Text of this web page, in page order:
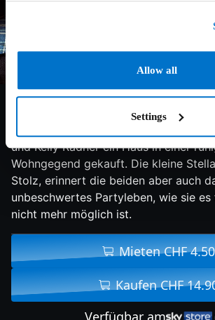
Allow all
Settings
6.2/10 2014 97 min
und Kelly Radner ein Haus in einer
Wohngegend gekauft. Die kleine
Stolz, erinnert die beiden aber auch
unbeschwertes Partyleben, wie sie es
nicht mehr möglich ist.
Mieten CHF 4.50
Kaufen CHF
Verfügbar am